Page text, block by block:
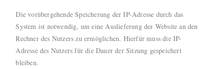
Die vorübergehende Speicherung der IP-Adresse durch das
System ist notwendig, um eine Auslieferung der Website an den
Rechner des Nutzers zu ermöglichen. Hierfür muss die IP-
Adresse des Nutzers für die Dauer der Sitzung gespeichert
bleiben.